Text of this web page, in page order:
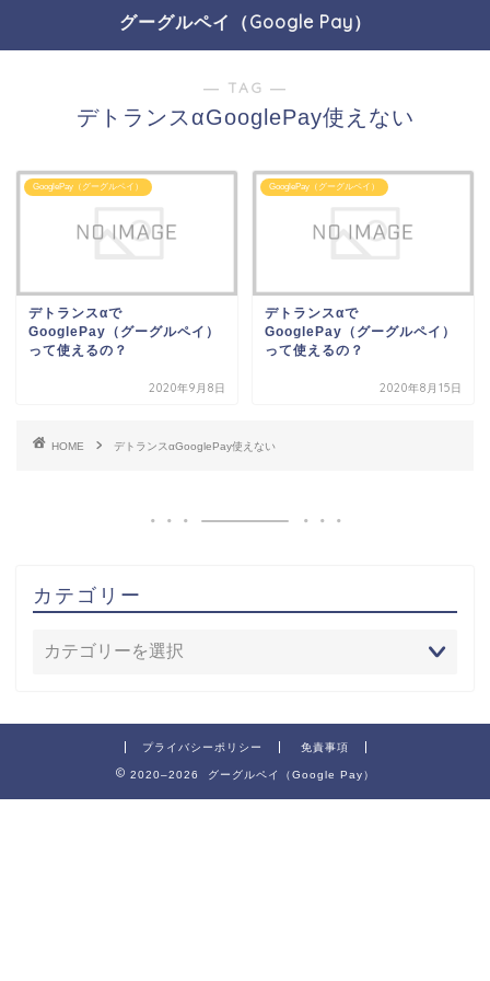
グーグルペイ（Google Pay）
― TAG ―
デトランスαGooglePay使えない
GooglePay（グーグルペイ）
デトランスαで
GooglePay（グーグルペイ）
って使えるの？
2020年9月8日
GooglePay（グーグルペイ）
デトランスαで
GooglePay（グーグルペイ）
って使えるの？
2020年8月15日
HOME デトランスαGooglePay使えない
カテゴリー
プライバシーポリシー 免責事項
2020–2026 グーグルペイ（Google Pay）